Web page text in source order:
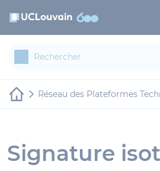
Réseau des Plateformes
Signature